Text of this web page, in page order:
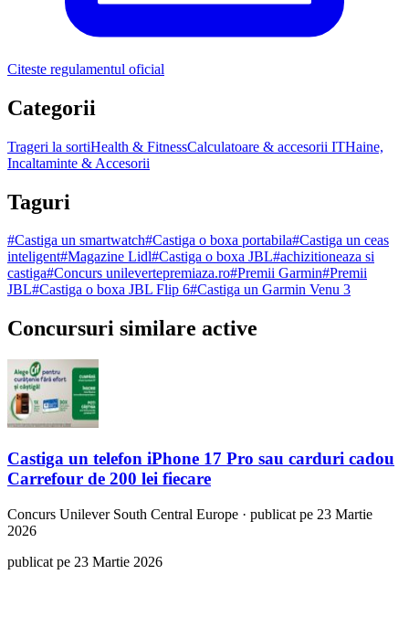
Citeste regulamentul oficial
Categorii
Trageri la sortiHealth & FitnessCalculatoare & accesorii ITHaine,
Incaltaminte & Accesorii
Taguri
#Castiga un smartwatch#Castiga o boxa portabila#Castiga un ceas
inteligent#Magazine Lidl#Castiga o boxa JBL#achizitioneaza si
castiga#Concurs unilevertepremiaza.ro#Premii Garmin#Premii
JBL#Castiga o boxa JBL Flip 6#Castiga un Garmin Venu 3
Concursuri similare active
Castiga un telefon iPhone 17 Pro sau carduri cadou
Carrefour de 200 lei fiecare
Concurs Unilever South Central Europe · publicat pe 23 Martie
2026
publicat pe 23 Martie 2026